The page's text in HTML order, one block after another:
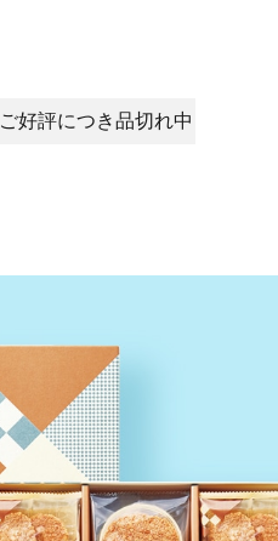
ご好評につき品切れ中